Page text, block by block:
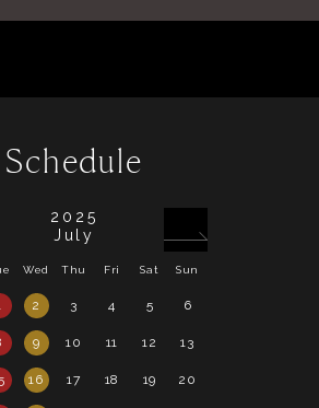
Schedule
2025
July
Wed Thu Fri Sat Sun
2 3 4 5 6
9 10 11 12 13
16 17 18 19 20